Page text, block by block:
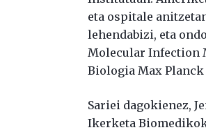
eta ospitale
lehendabizi, eta
Molecular Infection
Biologia Max
Sariei dagokienez,
Ikerketa